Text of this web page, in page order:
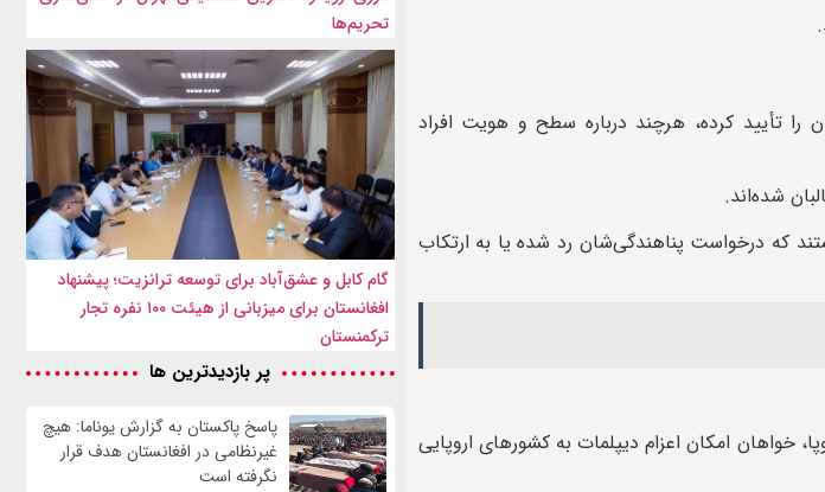
تأیید کرده، هرچند درباره سطح و هویت افراد
شده‌اند.
هستند که درخواست پناهندگی‌شان رد شده یا به ارتکاب
خواهان امکان اعزام دیپلمات به کشورهای اروپایی
تحریم‌ها
گام کابل و عشق‌آباد برای توسعه ترانزیت؛ پیشنهاد
افغانستان برای میزبانی از هیئت ۱۰۰ نفره تجار
ترکمنستان
پر بازدیدترین ها
پاسخ پاکستان به گزارش یوناما: هیچ
غیرنظامی در افغانستان هدف قرار
نگرفته است